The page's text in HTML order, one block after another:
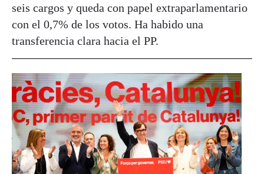
seis cargos y queda con papel extraparlamentario
con el 0,7% de los votos. Ha habido una
transferencia clara hacia el PP.